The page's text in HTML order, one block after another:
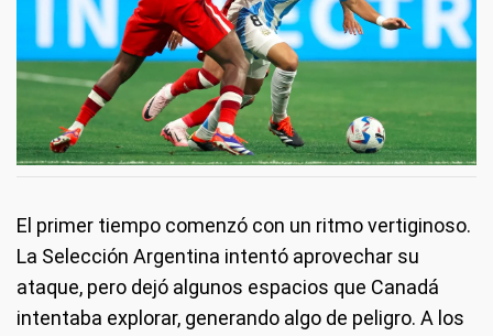
El primer tiempo comenzó con un ritmo vertiginoso.
La Selección Argentina intentó aprovechar su
ataque, pero dejó algunos espacios que Canadá
intentaba explorar, generando algo de peligro. A los